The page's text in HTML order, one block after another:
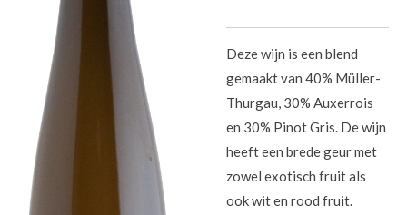
Deze wijn is een blend
gemaakt van 40% Müller-
Thurgau, 30% Auxerrois
en 30% Pinot Gris. De wijn
heeft een brede geur met
zowel exotisch fruit als
ook wit en rood fruit.